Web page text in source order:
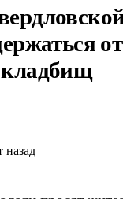
от
назад